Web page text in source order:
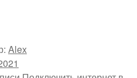
Alex